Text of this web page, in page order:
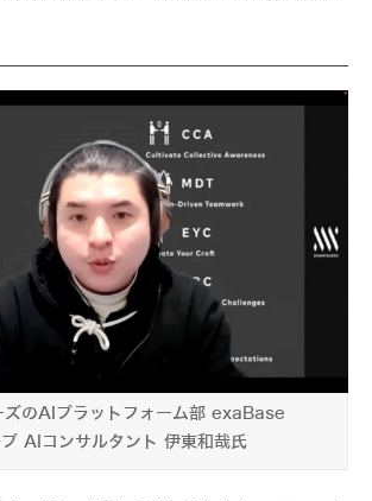
ズのAIプラットフォーム部 exaBase
AIコンサルタント 伊東和哉氏